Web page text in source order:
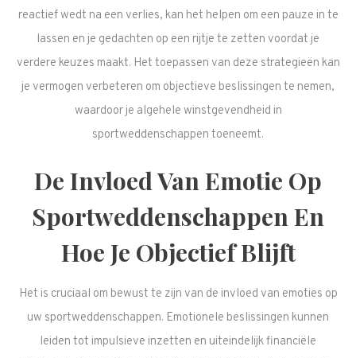
reactief wedt na een verlies, kan het helpen om een pauze in te
lassen en je gedachten op een rijtje te zetten voordat je
verdere keuzes maakt. Het toepassen van deze strategieën kan
je vermogen verbeteren om objectieve beslissingen te nemen,
waardoor je algehele winstgevendheid in
sportweddenschappen toeneemt.
De Invloed Van Emotie Op
Sportweddenschappen En
Hoe Je Objectief Blijft
Het is cruciaal om bewust te zijn van de invloed van emoties op
uw sportweddenschappen. Emotionele beslissingen kunnen
leiden tot impulsieve inzetten en uiteindelijk financiële